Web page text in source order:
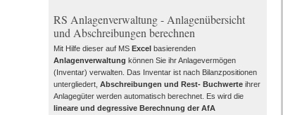
RS Anlagenverwaltung - Anlagenübersicht
und Abschreibungen berechnen
Mit Hilfe dieser auf MS Excelbasierenden
Anlagenverwaltung können Sie ihr Anlagevermögen
(Inventar) verwalten. Das Inventar ist nach Bilanzpositionen
untergliedert, Abschreibungen und Rest- Buchwerteihrer
Anlagegüter werden automatisch berechnet. Es wird die
lineare und degressive Berechnung der AfA